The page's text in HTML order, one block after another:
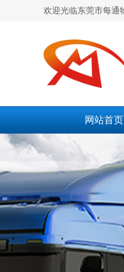
欢迎光临东莞市每通
网站首页